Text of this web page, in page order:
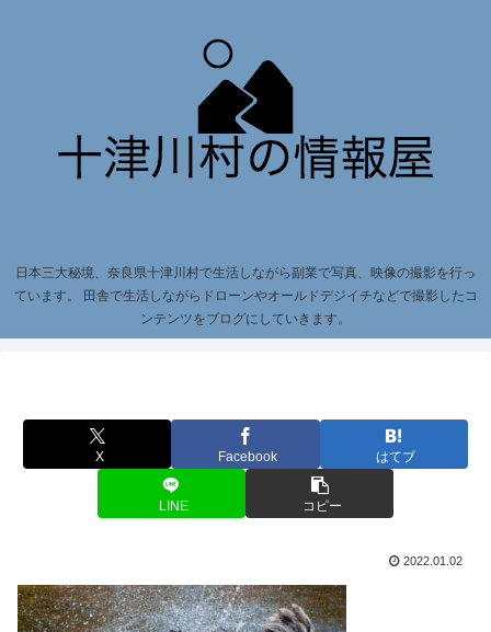
日本三大秘境、奈良県十津川村で生活しながら副業で写真、映像の撮影を行っ
ています。 田舎で生活しながらドローンやオールドデジイチなどで撮影したコ
ンテンツをブログにしていきます。
X Facebook はてブ
LINE コピー
2022.01.02